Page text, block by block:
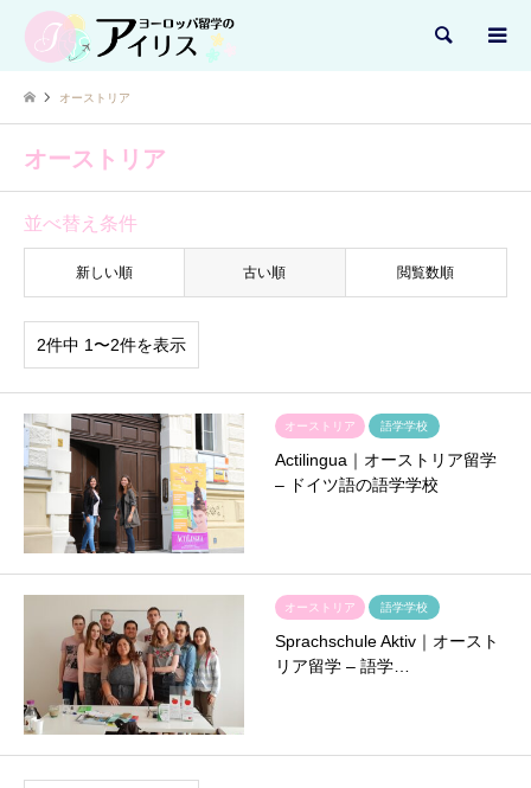
検索
オーストリア
オーストリア
並べ替え条件
新しい順 古い順 閲覧数順
2件中 1〜2件を表示
オーストリア 語学学校
Actilingua｜オーストリア留学
– ドイツ語の語学学校
オーストリア 語学学校
Sprachschule Aktiv｜オースト
リア留学 – 語学…